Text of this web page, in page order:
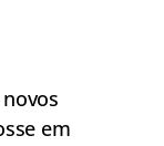
em